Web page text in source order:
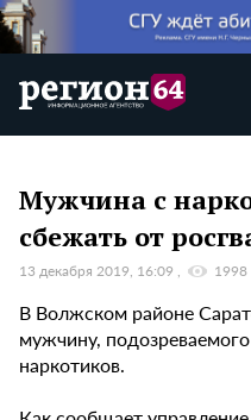
Мужчина с
сбежать от
13 декабря 2019, 16:09 1998
В Волжском районе
мужчину,
наркотиков.